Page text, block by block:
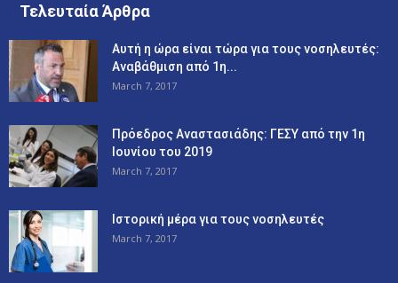
Τελευταία Άρθρα
Αυτή η ώρα είναι τώρα για τους νοσηλευτές:
Αναβάθμιση από 1η...
March 7, 2017
Πρόεδρος Αναστασιάδης: ΓΕΣΥ από την 1η
Ιουνίου του 2019
March 7, 2017
Ιστορική μέρα για τους νοσηλευτές
March 7, 2017